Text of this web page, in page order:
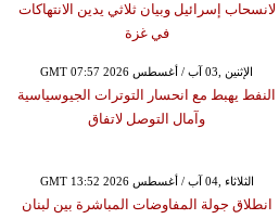
لانسحاب إسرائيل وبيان ثلاثي يدين الانتهاكات
في غزة
GMT 07:57 2026 الإثنين ,03 آب / أغسطس
النفط يهبط مع انحسار التوترات الجيوسياسية
وآمال التوصل لاتفاق
GMT 13:52 2026 الثلاثاء ,04 آب / أغسطس
انطلاق جولة المفاوضات المباشرة بين لبنان